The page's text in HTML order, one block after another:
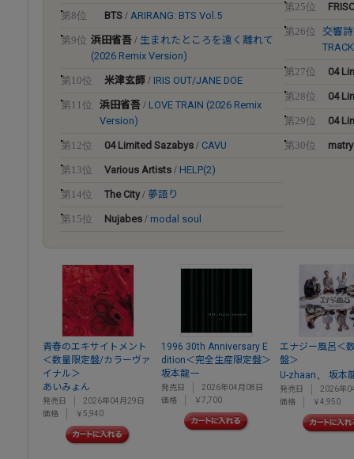
第8位 BTS / ARIRANG: BTS Vol.5
第9位 浜田省吾/ 生まれたところを遠く離れて
(2026 Remix Version)
第10位 米津玄師 / IRIS OUT/JANE DOE
第11位 浜田省吾 / LOVE TRAIN (2026 Remix
Version)
第12位 04 Limited Sazabys / CAVU
第13位 Various Artists / HELP(2)
第14位 The City/ 夢語り
第15位 Nujabes / modal soul
第25位
第26位
交響
第27位 04
第28位 04
第29位 04
第30位
青春のエキサイトメント
＜数量限定盤/カラーヴァ
イナル＞
あいみょん
発売日
2026年04月29日
価格
￥5,940
1996 30th Anniversary E
dition＜完全生産限定盤＞
坂本龍一
発売日
2026年04月08日
価格
￥7,700
エナジー風呂＜
盤＞
U-zhaan、 坂本
発売日
2026年
価格
￥4,950